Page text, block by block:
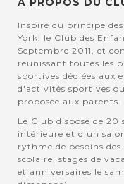
Inspiré du principe
York, le Club des
Septembre 2011, et
réunissant toutes les
sportives dédiées aux
d'activités sportives
proposée aux parents.
Le Club dispose de
intérieure et d'un
rythme de besoins
scolaire, stages de
et anniversaires le